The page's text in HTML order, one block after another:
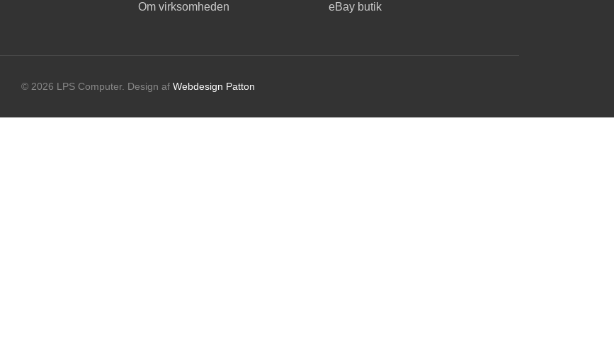
Om virksomheden
eBay butik
© 2026 LPS Computer. Design af Webdesign Patton